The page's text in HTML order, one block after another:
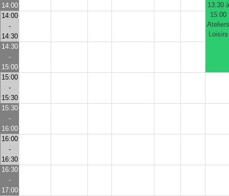
14:00
13:30 à
15:00
Ateliers
Loisirs
14:00
-
14:30
14:30
-
15:00
15:00
-
15:30
15:30
-
16:00
16:00
-
16:30
16:30
-
17:00